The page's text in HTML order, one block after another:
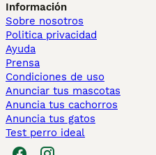
Información
Sobre nosotros
Politica privacidad
Ayuda
Prensa
Condiciones de uso
Anunciar tus mascotas
Anuncia tus cachorros
Anuncia tus gatos
Test perro ideal